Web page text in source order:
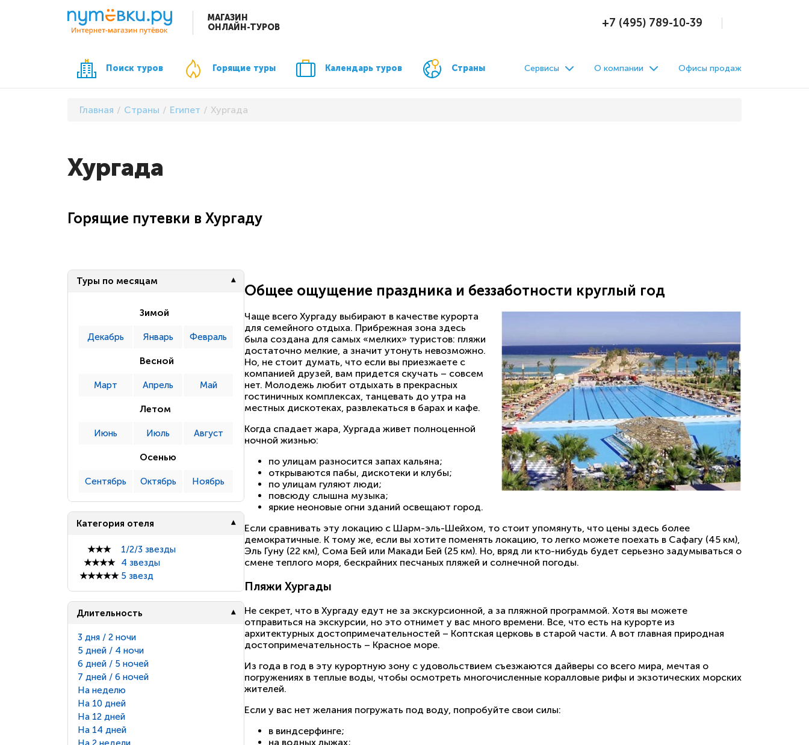
МАГАЗИН
ОНЛАЙН-ТУРОВ
+7 (495) 789-10-39
Поиск туров Горящие туры Календарь туров Страны Сервисы О компании Офисы продаж
Главная Страны Египет Хургада
Хургада
Горящие путевки в Хургаду
Туры по месяцам
Зимой
Декабрь Январь Февраль
Весной
Март Апрель Май
Летом
Июнь Июль Август
Осенью
Сентябрь Октябрь Ноябрь
Категория отеля
★★★
1/2/3 звезды
★★★★
4 звезды
★★★★★ 5 звезд
Длительность
3 дня / 2 ночи
5 дней / 4 ночи
6 дней / 5 ночей
7 дней / 6 ночей
На неделю
На 10 дней
На 12 дней
На 14 дней
Общее ощущение праздника и беззаботности круглый год
Чаще всего Хургаду выбирают в качестве курорта
для семейного отдыха. Прибрежная зона здесь
была создана для самых «мелких» туристов: пляжи
достаточно мелкие, а значит утонуть невозможно.
Но, не стоит думать, что если вы приезжаете с
компанией друзей, вам придется скучать – совсем
нет. Молодежь любит отдыхать в прекрасных
гостиничных комплексах, танцевать до утра на
местных дискотеках, развлекаться в барах и кафе.
Когда спадает жара, Хургада живет полноценной
ночной жизнью:
по улицам разносится запах кальяна;
открываются пабы, дискотеки и клубы;
по улицам гуляют люди;
повсюду слышна музыка;
яркие неоновые огни зданий освещают город.
Если сравнивать эту локацию с Шарм-эль-Шейхом, то стоит упомянуть, что цены здесь более
демократичные. К тому же, если вы хотите поменять локацию, то легко можете поехать в Сафагу (45 км),
Эль Гуну (22 км), Сома Бей или Макади Бей (25 км). Но, вряд ли кто-нибудь будет серьезно задумываться о
смене теплого моря, бескрайних песчаных пляжей и солнечной погоды.
Пляжи Хургады
Не секрет, что в Хургаду едут не за экскурсионной, а за пляжной программой. Хотя вы можете
отправиться на экскурсии, но это отнимет у вас много времени. Все, что есть на курорте из
архитектурных достопримечательностей – Коптская церковь в старой части. А вот главная природная
достопримечательность – Красное море.
Из года в год в эту курортную зону с удовольствием съезжаются дайверы со всего мира, мечтая о
погружениях в теплые воды, чтобы осмотреть многочисленные коралловые рифы и экзотических морских
жителей.
Если у вас нет желания погружать под воду, попробуйте свои силы:
в виндсерфинге;
на водных лыжах;